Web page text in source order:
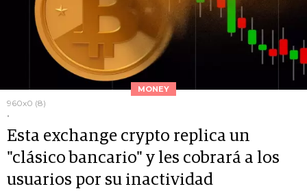
MONEY
960x0 (8)
.
Esta exchange crypto replica un
"clásico bancario" y les cobrará a los
usuarios por su inactividad